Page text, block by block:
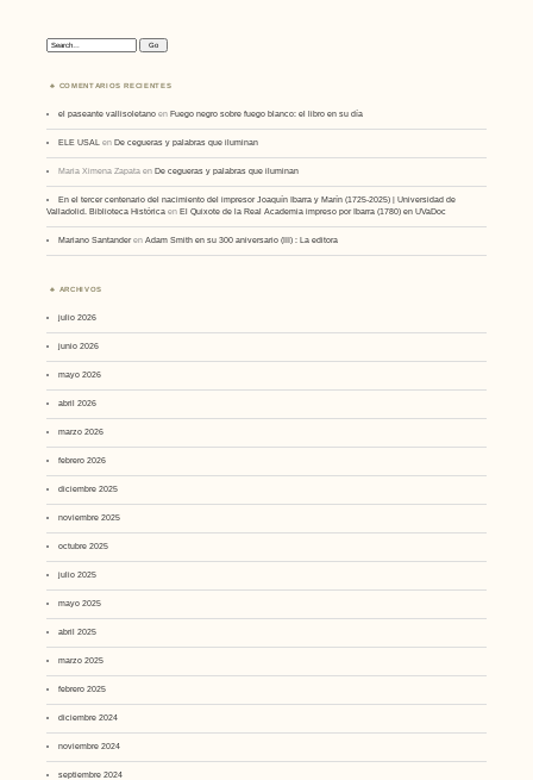
Search:
COMENTARIOS RECIENTES
el paseante vallisoletano enFuego negro sobre fuego blanco: el libro en su día
ELE USAL enDe cegueras y palabras que iluminan
Maria Ximena Zapata enDe cegueras y palabras que iluminan
En el tercer centenario del nacimiento del impresor Joaquín Ibarra y Marín (1725-2025) | Universidad de
Valladolid. Biblioteca Histórica enEl Quixote de la Real Academia impreso por Ibarra (1780) en UVaDoc
Mariano SantanderenAdam Smith en su 300 aniversario (III) : La editora
ARCHIVOS
julio 2026
junio 2026
mayo 2026
abril 2026
marzo 2026
febrero 2026
diciembre 2025
noviembre 2025
octubre 2025
julio 2025
mayo 2025
abril 2025
marzo 2025
febrero 2025
diciembre 2024
noviembre 2024
septiembre 2024